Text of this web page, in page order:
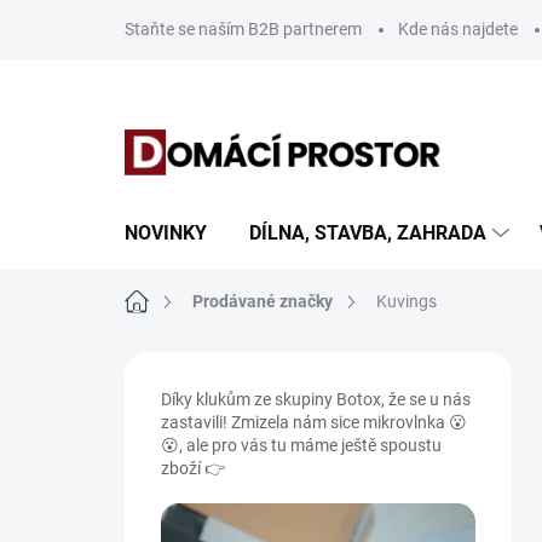
Staňte se naším B2B partnerem Kde nás najdete
NOVINKY DÍLNA, STAVBA, ZAHRADA
Domů Prodávané značky Kuvings
Díky klukům ze skupiny Botox, že se u nás
zastavili! Zmizela nám sice mikrovlnka 😮
😮, ale pro vás tu máme ještě spoustu
zboží 👉